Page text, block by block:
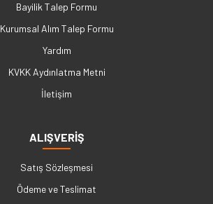
Bayilik Talep Formu
Kurumsal Alım Talep Formu
Yardım
KVKK Aydınlatma Metni
İletişim
ALIŞVERİŞ
Satış Sözleşmesi
Ödeme ve Teslimat